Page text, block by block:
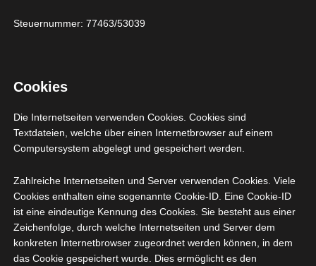
oder des Auftragsverarbeiters befugt sind, die
freiwillig für den bestimmten Fall in informierter Weise
sonstigen eindeutigen bestätigenden Handlung, mit
mit der Verarbeitung der sie betreffenden
personenbezogenen Daten einverstanden ist.
Name und Anschrift des für die
Verarbeitung Verantwortlichen
Steuernummer: 77463/53039
Cookies
Die Internetseiten verwenden Cookies. Cookies sind
Textdateien, welche über einen Internetbrowser auf einem
Computersystem abgelegt und gespeichert werden.
Zahlreiche Internetseiten und Server verwenden Cookies. Viele
Cookies enthalten eine sogenannte Cookie-ID. Eine Cookie-ID
ist eine eindeutige Kennung des Cookies. Sie besteht aus einer
Zeichenfolge, durch welche Internetseiten und Server dem
konkreten Internetbrowser zugeordnet werden können, in dem
das Cookie gespeichert wurde. Dies ermöglicht es den